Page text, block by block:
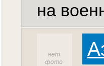
на